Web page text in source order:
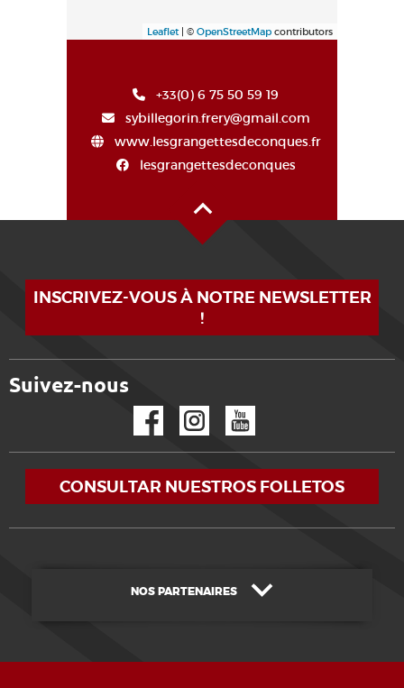
Leaflet| © OpenStreetMap contributors
+33(0) 6 75 50 59 19
sybillegorin.frery@gmail.com
www.lesgrangettesdeconques.fr
lesgrangettesdeconques
INSCRIVEZ-VOUS À NOTRE NEWSLETTER
!
Suivez-nous
CONSULTAR NUESTROS FOLLETOS
NOS PARTENAIRES